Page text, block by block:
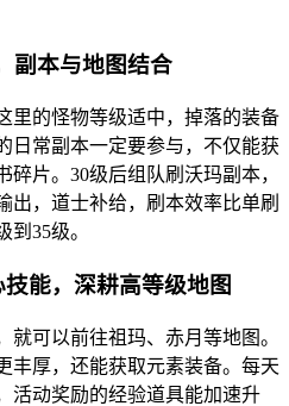
副本与地图结合
里的怪物等级适中，掉落的装备
日常副本一定要参与，不仅能获
片。30级后组队刷沃玛副本，
出，道士补给，刷本效率比单刷
35级。
能，深耕高等级地图
就可以前往祖玛、赤月等地图。
丰厚，还能获取元素装备。每天
活动奖励的经验道具能加速升